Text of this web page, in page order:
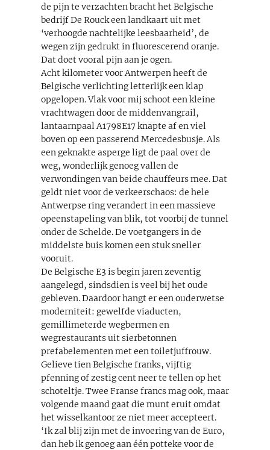
de pijn te verzachten bracht het Belgische
bedrijf De Rouck een landkaart uit met
‘verhoogde nachtelijke leesbaarheid’, de
wegen zijn gedrukt in fluorescerend oranje.
Dat doet vooral pijn aan je ogen.
Acht kilometer voor Antwerpen heeft de
Belgische verlichting letterlijk een klap
opgelopen. Vlak voor mij schoot een kleine
vrachtwagen door de middenvangrail,
lantaarnpaal A1798E17 knapte af en viel
boven op een passerend Mercedesbusje. Als
een geknakte asperge ligt de paal over de
weg, wonderlijk genoeg vallen de
verwondingen van beide chauffeurs mee. Dat
geldt niet voor de verkeerschaos: de hele
Antwerpse ring verandert in een massieve
opeenstapeling van blik, tot voorbij de tunnel
onder de Schelde. De voetgangers in de
middelste buis komen een stuk sneller
vooruit.
De Belgische E3 is begin jaren zeventig
aangelegd, sindsdien is veel bij het oude
gebleven. Daardoor hangt er een ouderwetse
moderniteit: gewelfde viaducten,
gemillimeterde wegbermen en
wegrestaurants uit sierbetonnen
prefabelementen met een toiletjuffrouw.
Gelieve tien Belgische franks, vijftig
pfenning of zestig cent neer te tellen op het
schoteltje. Twee Franse francs mag ook, maar
volgende maand gaat die munt eruit omdat
het wisselkantoor ze niet meer accepteert.
‘Ik zal blij zijn met de invoering van de Euro,
dan heb ik genoeg aan één potteke voor de